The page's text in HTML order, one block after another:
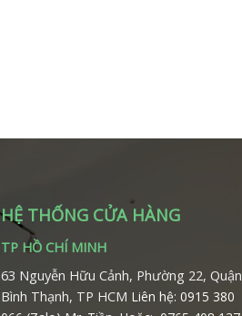
HỆ THỐNG CỬA HÀNG
TP HỒ CHÍ MINH
63 Nguyễn Hữu Cảnh, Phường 22, Quận
Bình Thạnh, TP HCM Liên hệ: 0915 380